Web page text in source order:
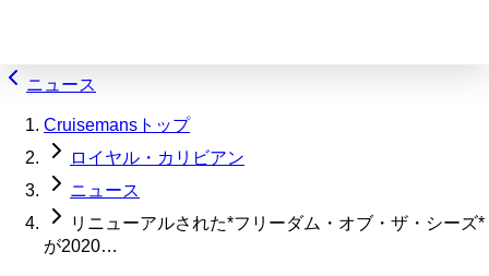
ニュース
Cruisemansトップ
ロイヤル・カリビアン
ニュース
リニューアルされた*フリーダム・オブ・ザ・シーズ*
が2020…